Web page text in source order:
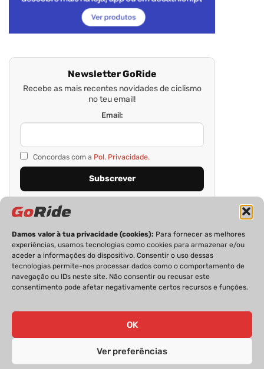
Damos valor à tua privacidade (cookies): Para fornecer as melhores
experiências, usamos tecnologias como cookies para armazenar e/ou
aceder a informações do dispositivo. Consentir o uso dessas
tecnologias permite-nos processar dados como o comportamento de
navegação ou IDs neste site. Não consentir ou recusar este
consentimento pode afetar negativamente certos recursos e funções.
OK
Ver preferências
Newsletter GoRide
Recebe as mais recentes novidades de ciclismo
no teu email!
Email:
Concordas com a Pol. Privacidade.
PRIVACIDADE FICHA TÉCNICA
ESTATUTO EDITORIAL
GoRide 2026 | Todos os direitos reservados.